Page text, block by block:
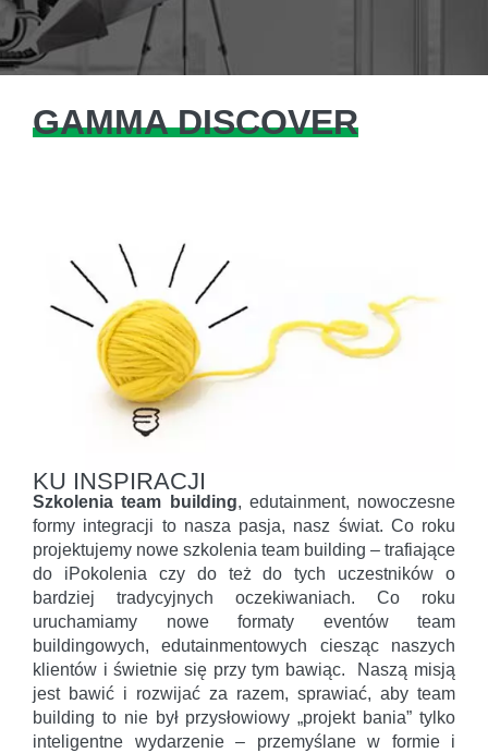
GAMMA DISCOVER
KU INSPIRACJI
Szkolenia team building, edutainment, nowoczesne
formy integracji to nasza pasja, nasz świat. Co roku
projektujemy nowe szkolenia team building – trafiające
do iPokolenia czy do też do tych uczestników o
bardziej tradycyjnych oczekiwaniach. Co roku
uruchamiamy nowe formaty eventów team
buildingowych, edutainmentowych ciesząc naszych
klientów i świetnie się przy tym bawiąc. Naszą misją
jest bawić i rozwijać za razem, sprawiać, aby team
building to nie był przysłowiowy „projekt bania” tylko
inteligentne wydarzenie – przemyślane w formie i